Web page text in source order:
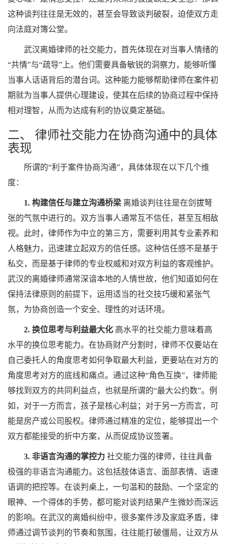
这种谈判往往是无效的，甚至会导致谈判破裂，迫使双方走
向法庭对簿公堂。
武汉离婚律师的社交能力，首先体现在对当事人情绪的
“共情”与“疏导”上。他们需要具备敏锐的洞察力，能够听懂
当事人话语背后的潜台词。这种能力能够帮助律师在案件初
期就为当事人提供心理建设，使其在后续的协商过程中保持
相对理智，从而为达成有利的协议奠定基础。
二、 律师社交能力在协商沟通中的具体
表现
所谓的“利于案件协商沟通”，具体体现在以下几个维
度：
1. 构建信任与建立沟通桥梁 离婚谈判往往是在剑拔弩
张的气氛中进行的。双方当事人通常互不信任，甚至互相敌
视。此时，律师作为中立的第三方，需要利用其专业素养和
人格魅力，迅速建立起双方的信任感。这种信任感不是基于
私交，而是基于律师的专业权威和对双方利益的客观维护。
武汉的离婚律师通常深谙本地的人情世故，他们知道如何在
保持法律原则的前提下，运用适当的社交技巧缓和紧张气
氛，为协商创造一个安全、理性的对话环境。
2. 换位思考与利益最大化 高水平的社交能力意味着高
水平的换位思考能力。在协商财产分割时，律师不仅要站在
自己委托人的角度思考如何争取最大利益，更要站在对方的
角度思考对方的底线和痛点。通过这种“角色互换”，律师能
够找到双方的共同利益点，也就是所谓的“最大公约数”。例
如，对于一方而言，孩子是核心利益；对于另一方而言，可
能是房产或公司股权。律师通过精准的定位，能够提出一个
双方都能接受的折中方案，从而促成协议签署。
3. 非语言沟通的掌控力 社交能力强的律师，往往具备
极强的非语言沟通能力。这包括肢体语言、面部表情、语速
语调的把控等。在谈判桌上，一句温和的鼓励、一个坚定的
眼神、一个得体的手势，都可能对谈判结果产生微妙而深远
的影响。在武汉的离婚纠纷中，很多案件涉及家庭矛盾，律
师通过调节谈判的节奏和氛围，往往能打破僵局，让双方从